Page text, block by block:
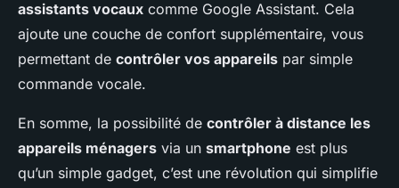
assistants vocaux comme Google Assistant. Cela
ajoute une couche de confort supplémentaire, vous
permettant de contrôler vos appareils par simple
commande vocale.
En somme, la possibilité de contrôler à distance les
appareils ménagers via un smartphone est plus
qu’un simple gadget, c’est une révolution qui simplifie